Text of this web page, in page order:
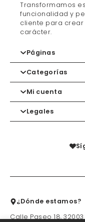
Transformamos
funcionalidad y
cliente para crear
carácter.
Páginas
Inicio
Marcas
Tienda
Categorías
Gorros
Mi cuenta
Carrito
Legales
¿Dónde estamos?
Calle Paseo 18,